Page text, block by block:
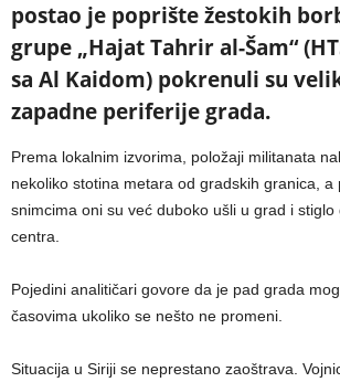
postao je poprište žestokih
grupe „Hajat Tahrir al-Šam“
sa Al Kaidom) pokrenuli su
zapadne periferije grada.
Prema lokalnim izvorima, položaji militanata
nekoliko stotina metara od gradskih granica, a
snimcima oni su već duboko ušli u grad i stiglo
centra.
Pojedini analitičari govore da je pad grada
časovima ukoliko se nešto ne promeni.
Situacija u Siriji se neprestano zaoštrava.